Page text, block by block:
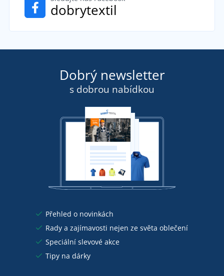
dobrytextil
Dobrý newsletter
s dobrou nabídkou
Přehled o novinkách
Rady a zajímavosti nejen ze světa oblečení
Speciální slevové akce
Tipy na dárky